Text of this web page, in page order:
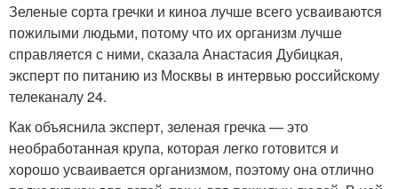
Зеленые сорта гречки и киноа лучше всего усваиваются
пожилыми людьми, потому что их организм лучше
справляется с ними, сказала Анастасия Дубицкая,
эксперт по питанию из Москвы в интервью российскому
телеканалу 24.
Как объяснила эксперт, зеленая гречка — это
необработанная крупа, которая легко готовится и
хорошо усваивается организмом, поэтому она отлично